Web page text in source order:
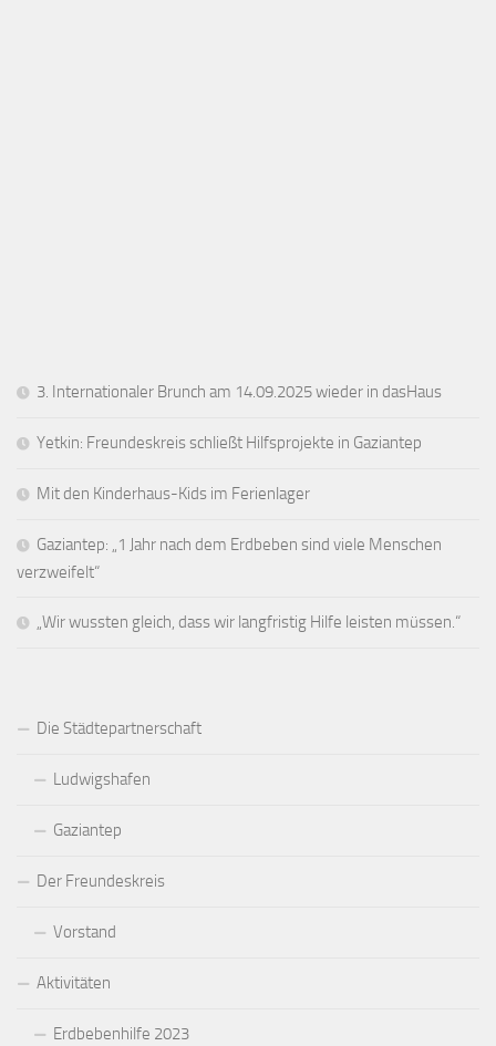
3. Internationaler Brunch am 14.09.2025 wieder in dasHaus
Yetkin: Freundeskreis schließt Hilfsprojekte in Gaziantep
Mit den Kinderhaus-Kids im Ferienlager
Gaziantep: „1 Jahr nach dem Erdbeben sind viele Menschen
verzweifelt“
„Wir wussten gleich, dass wir langfristig Hilfe leisten müssen.“
Die Städtepartnerschaft
Ludwigshafen
Gaziantep
Der Freundeskreis
Vorstand
Aktivitäten
Erdbebenhilfe 2023